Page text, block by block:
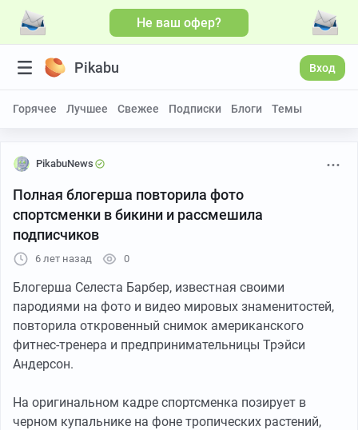
Не ваш офер?
Pikabu Вход
Горячее Лучшее Свежее Подписки Блоги Темы
PikabuNews
Полная блогерша повторила фото
спортсменки в бикини и рассмешила
подписчиков
6 лет назад 0
Блогерша Селеста Барбер, известная своими
пародиями на фото и видео мировых знаменитостей,
повторила откровенный снимок американского
фитнес-тренера и предпринимательницы Трэйси
Андерсон.
На оригинальном кадре спортсменка позирует в
черном купальнике на фоне тропических растений,